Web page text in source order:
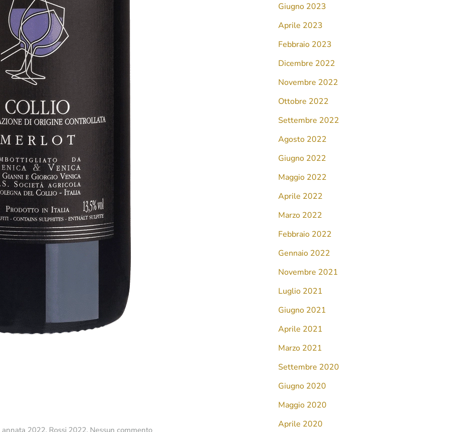
su
Giugno 2023
Aprile 2023
Febbraio 2023
Dicembre 2022
Novembre 2022
Ottobre 2022
Settembre 2022
Agosto 2022
Giugno 2022
Maggio 2022
Aprile 2022
Marzo 2022
Febbraio 2022
Gennaio 2022
Novembre 2021
Luglio 2021
Giugno 2021
Aprile 2021
Marzo 2021
Settembre 2020
Giugno 2020
Maggio 2020
Aprile 2020